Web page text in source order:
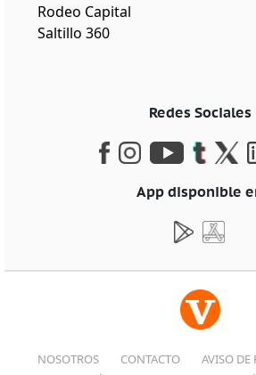
Rodeo Capital
Saltillo 360
Redes Sociales
App disponible
NOSOTROS CONTACTO AVISO DE